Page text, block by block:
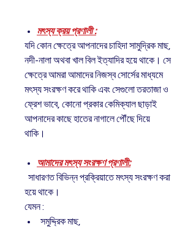
মৎস্য ক্রয় প্রণালী :
যদি কোন ক্ষেত্রে আপনাদের চাহিদা সামুদ্রিক মাছ,
নদী-নালা অথবা খাল বিল ইত্যাদির হয়ে থাকে। সে
ক্ষেত্রে আমরা আমাদের নিজস্ব সোর্সের মাধ্যমে
মৎস্য সংরক্ষণ করে থাকি এবং সেগুলো তরতাজা ও
ফ্রেশ ভাবে, কোনো প্রকার কেমিক্যাল ছাড়াই
আপনাদের কাছে হাতের নাগালে পৌঁছে দিয়ে
থাকি।
আমাদের মৎস্য সংরক্ষণ প্রণালী:
সাধারণত বিভিন্ন প্রক্রিয়াতে মৎস্য সংরক্ষণ করা
হয়ে থাকে।
যেমন :
সমুদ্দ্রিক মাছ,